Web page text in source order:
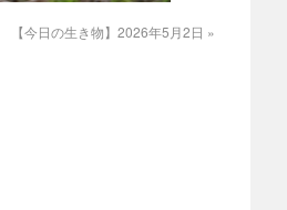
【今日の生き物】2026年5月2日 »